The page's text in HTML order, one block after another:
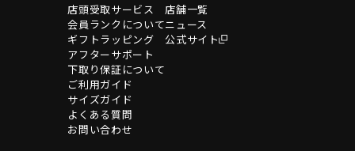
店頭受取サービス
会員ランクについて
ギフトラッピング
アフターサポート
下取り保証について
ご利用ガイド
サイズガイド
よくある質問
お問い合わせ
店舗一覧
ニュース
公式サイト